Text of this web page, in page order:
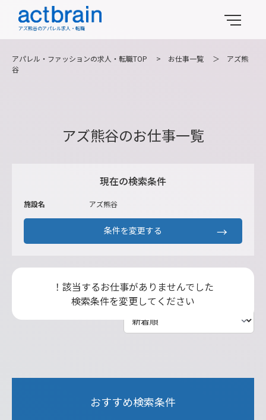
アズ熊谷のアパレル求人・転職
アパレル・ファッションの求人・転職TOP > お仕事一覧 ＞ アズ熊
谷
アズ熊谷のお仕事一覧
現在の検索条件
施設名 アズ熊谷
条件を変更する
！該当するお仕事がありませんでした
検索条件を変更してください
おすすめ検索条件